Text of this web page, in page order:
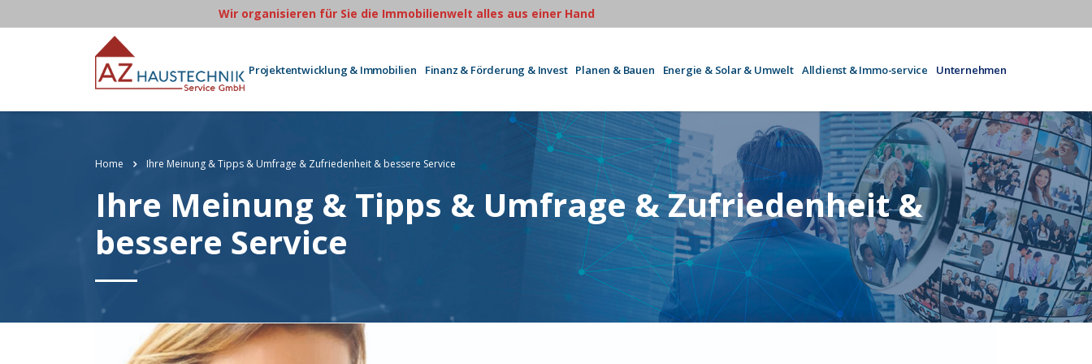
Wir organisieren für Sie die Immobilienwelt alles aus einer Hand
Projektentwicklung & Immobilien Finanz & Förderung & Invest Planen & Bauen Energie & Solar & Umwelt Alldienst & Immo-service Unternehmen
Home Ihre Meinung & Tipps & Umfrage & Zufriedenheit & bessere Service
Ihre Meinung & Tipps & Umfrage & Zufriedenheit &
bessere Service